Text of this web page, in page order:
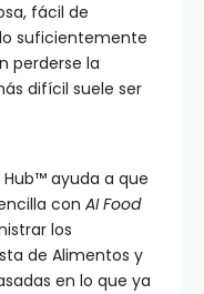
fácil de
suficientemente
perderse la
difícil suele ser
Hub™ ayuda a que
con AI Food
los
de Alimentos y
en lo que ya